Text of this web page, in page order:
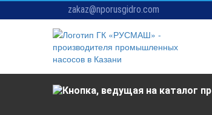
zakaz@nporusgidro.com